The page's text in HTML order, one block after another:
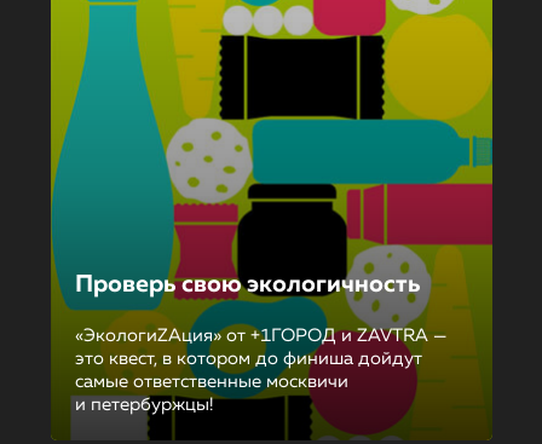
Проверь свою экологичность
«ЭкологиZAция» от +1ГОРОД и ZAVTRA —
это квест, в котором до финиша дойдут
самые ответственные москвичи
и петербуржцы!